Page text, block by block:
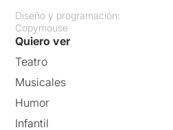
Diseño y programación:
Copymouse
Quiero ver
Teatro
Musicales
Humor
Infantil